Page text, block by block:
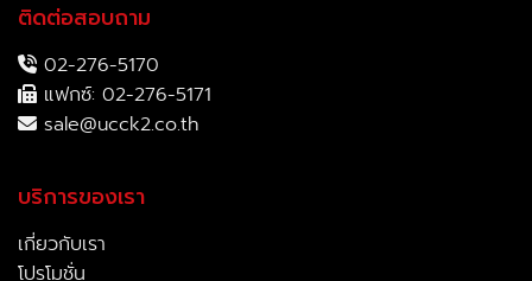
ติดต่อสอบถาม
02-276-5170
แฟกซ์: 02-276-5171
sale@ucck2.co.th
บริการของเรา
เกี่ยวกับเรา
โปรโมชั่น